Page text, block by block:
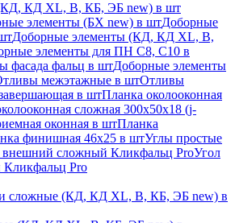
КД XL, В, КБ, ЭБ new) в шт
элементы (БХ new) в штДоборные
Доборные элементы (КД, КД XL, В,
элементы для ПН С8, С10 в
фасада фальц в штДоборные элементы
межэтажные в штОтливы
в штПланка околооконная
сложная 300х50х18 (j-
оконная в штПланка
финишная 46х25 в штУглы простые
внешний сложный Кликфальц ProУгол
Pro
сложные (КД, КД XL, В, КБ, ЭБ new) в